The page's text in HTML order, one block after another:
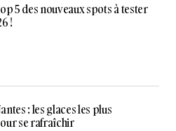
5 des nouveaux spots à tester
!
: les glaces les plus
se rafraîchir